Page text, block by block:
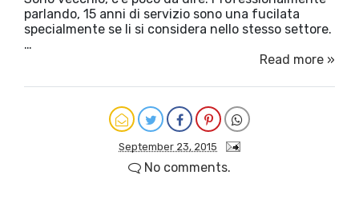
parlando, 15 anni di servizio sono una fucilata
specialmente se li si considera nello stesso settore.
…
Read more »
September 23, 2015
No comments.